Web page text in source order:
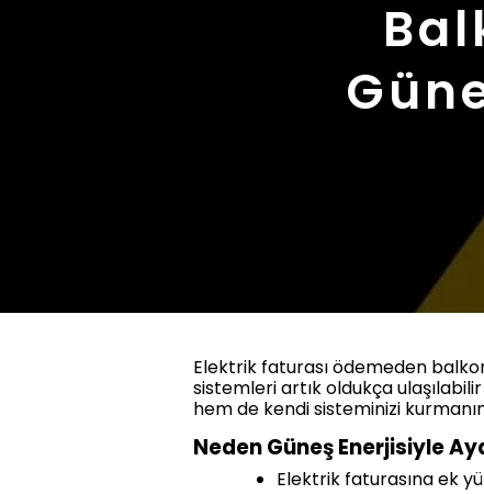
Elektrik faturası ödemeden
sistemleri artık oldukça
hem de kendi sisteminizi
Neden Güneş Enerjisiyle
Elektrik faturasına ek